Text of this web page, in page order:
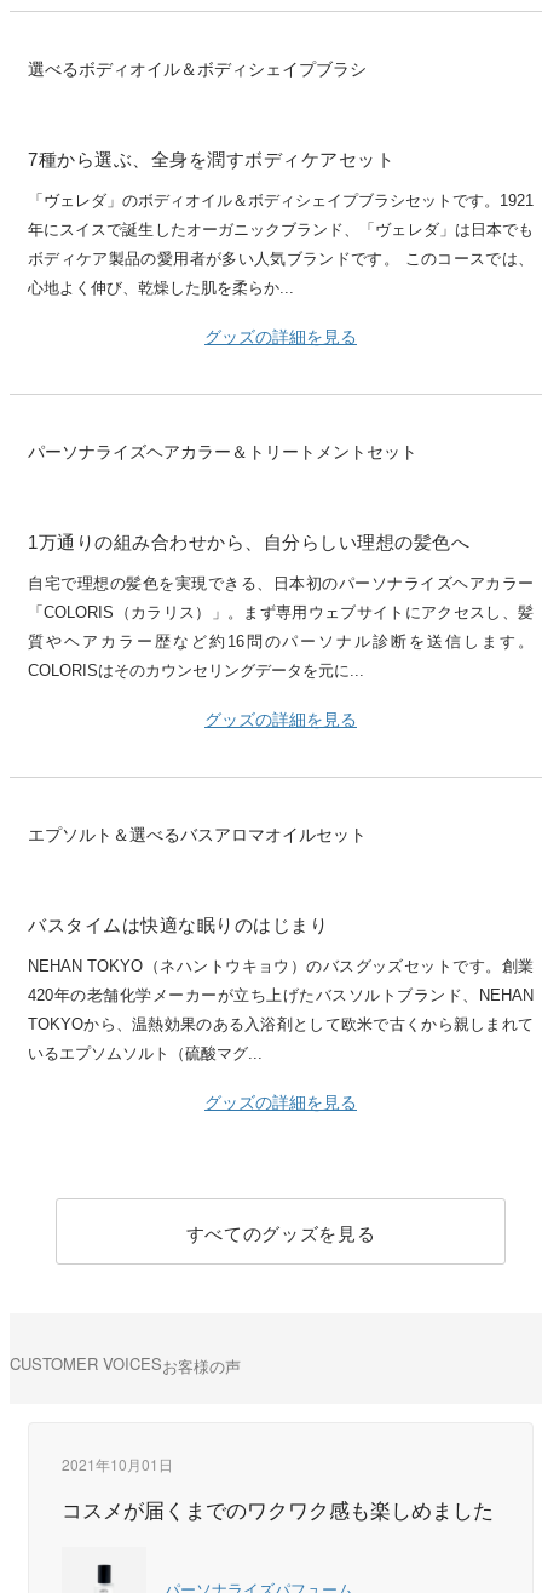
選べるボディオイル＆ボディシェイプブラシ
7種から選ぶ、全身を潤すボディケアセット
「ヴェレダ」のボディオイル＆ボディシェイプブラシセットです。1921
年にスイスで誕生したオーガニックブランド、「ヴェレダ」は日本でも
ボディケア製品の愛用者が多い人気ブランドです。 このコースでは、
心地よく伸び、乾燥した肌を柔らか...
グッズの詳細を見る
パーソナライズヘアカラー＆トリートメントセット
1万通りの組み合わせから、自分らしい理想の髪色へ
自宅で理想の髪色を実現できる、日本初のパーソナライズヘアカラー
「COLORIS（カラリス）」。まず専用ウェブサイトにアクセスし、髪
質やヘアカラー歴など約16問のパーソナル診断を送信します。
COLORISはそのカウンセリングデータを元に...
グッズの詳細を見る
エプソルト＆選べるバスアロマオイルセット
バスタイムは快適な眠りのはじまり
NEHAN TOKYO（ネハントウキョウ）のバスグッズセットです。創業
420年の老舗化学メーカーが立ち上げたバスソルトブランド、NEHAN
TOKYOから、温熱効果のある入浴剤として欧米で古くから親しまれて
いるエプソムソルト（硫酸マグ...
グッズの詳細を見る
すべてのグッズを見る
CUSTOMER VOICESお客様の声
2021年10月01日
コスメが届くまでのワクワク感も楽しめました